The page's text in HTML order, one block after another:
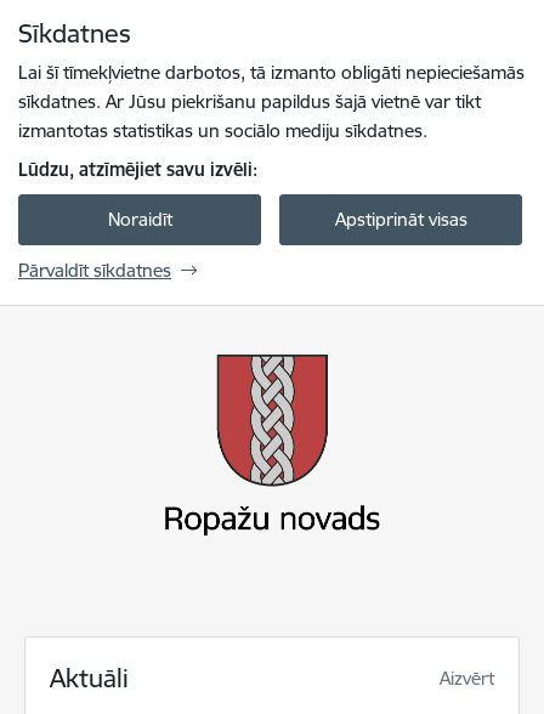
Sīkdatnes
Lai šī tīmekļvietne darbotos, tā izmanto obligāti nepieciešamās
sīkdatnes. Ar Jūsu piekrišanu papildus šajā vietnē var tikt
izmantotas statistikas un sociālo mediju sīkdatnes.
Lūdzu, atzīmējiet savu izvēli:
Noraidīt Apstiprināt visas
Pārvaldīt sīkdatnes
Aktuāli Aizvērt